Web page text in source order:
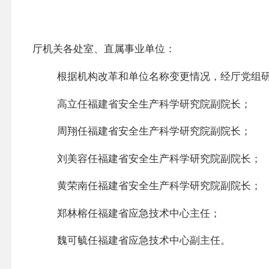
厅机关各处室、直属事业单位：
根据机构改革和单位名称变更情况，经厅党组
高立任福建省安全生产科学研究院副院长；
周翔任福建省安全生产科学研究院副院长；
刘美容任福建省安全生产科学研究院副院长；
黄荣南任福建省安全生产科学研究院副院长；
郑林榕任福建省应急技术中心主任；
魏可毓任福建省应急技术中心副主任。